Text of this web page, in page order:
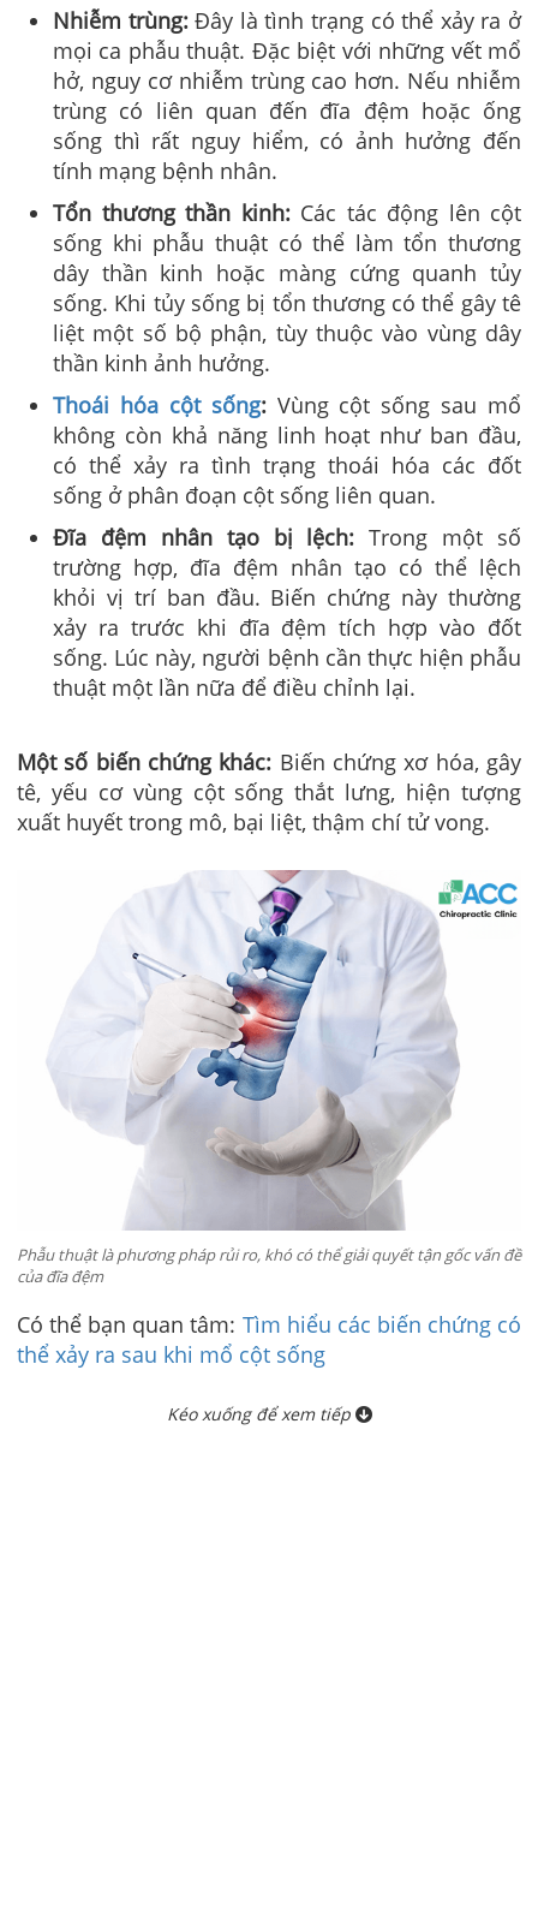
Nhiễm trùng:Đây là tình trạng có thể xảy ra ở
mọi ca phẫu thuật. Đặc biệt với những vết mổ
hở, nguy cơ nhiễm trùng cao hơn. Nếu nhiễm
trùng có liên quan đến đĩa đệm hoặc ống
sống thì rất nguy hiểm, có ảnh hưởng đến
tính mạng bệnh nhân.
Tổn thương thần kinh: Các tác động lên cột
sống khi phẫu thuật có thể làm tổn thương
dây thần kinh hoặc màng cứng quanh tủy
sống. Khi tủy sống bị tổn thương có thể gây tê
liệt một số bộ phận, tùy thuộc vào vùng dây
thần kinh ảnh hưởng.
Thoái hóa cột sống: Vùng cột sống sau mổ
không còn khả năng linh hoạt như ban đầu,
có thể xảy ra tình trạng thoái hóa các đốt
sống ở phân đoạn cột sống liên quan.
Đĩa đệm nhân tạo bị lệch: Trong một số
trường hợp, đĩa đệm nhân tạo có thể lệch
khỏi vị trí ban đầu. Biến chứng này thường
xảy ra trước khi đĩa đệm tích hợp vào đốt
sống. Lúc này, người bệnh cần thực hiện phẫu
thuật một lần nữa để điều chỉnh lại.
Một số biến chứng khác: Biến chứng xơ hóa, gây
tê, yếu cơ vùng cột sống thắt lưng, hiện tượng
xuất huyết trong mô, bại liệt, thậm chí tử vong.
Phẫu thuật là phương pháp rủi ro, khó có thể giải quyết tận gốc vấn đề
của đĩa đệm
Có thể bạn quan tâm: Tìm hiểu các biến chứng có
thể xảy ra sau khi mổ cột sống
Kéo xuống để xem tiếp